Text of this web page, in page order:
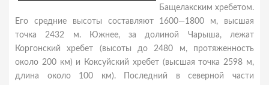
Бащелакским хребетом.
Его средние высоты составляют 1600—1800 м, высшая
точка 2432 м. Южнее, за долиной Чарыша, лежат
Коргонский хребет (высоты до 2480 м, протяженность
около 200 км) и Коксуйский хребет (высшая точка 2598 м,
длина около 100 км). Последний в северной части